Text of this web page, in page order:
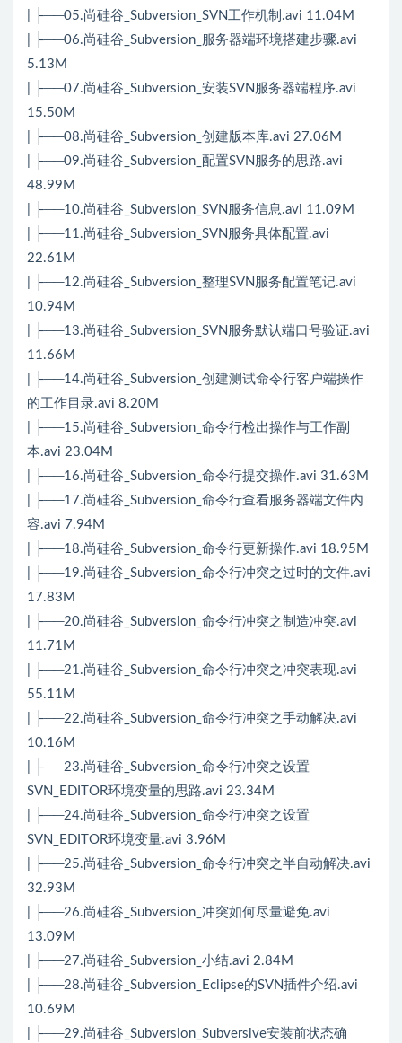
| ├──05.尚硅谷_Subversion_SVN工作机制.avi 11.04M
| ├──06.尚硅谷_Subversion_服务器端环境搭建步骤.avi
5.13M
| ├──07.尚硅谷_Subversion_安装SVN服务器端程序.avi
15.50M
| ├──08.尚硅谷_Subversion_创建版本库.avi 27.06M
| ├──09.尚硅谷_Subversion_配置SVN服务的思路.avi
48.99M
| ├──10.尚硅谷_Subversion_SVN服务信息.avi 11.09M
| ├──11.尚硅谷_Subversion_SVN服务具体配置.avi
22.61M
| ├──12.尚硅谷_Subversion_整理SVN服务配置笔记.avi
10.94M
| ├──13.尚硅谷_Subversion_SVN服务默认端口号验证.avi
11.66M
| ├──14.尚硅谷_Subversion_创建测试命令行客户端操作
的工作目录.avi 8.20M
| ├──15.尚硅谷_Subversion_命令行检出操作与工作副
本.avi 23.04M
| ├──16.尚硅谷_Subversion_命令行提交操作.avi 31.63M
| ├──17.尚硅谷_Subversion_命令行查看服务器端文件内
容.avi 7.94M
| ├──18.尚硅谷_Subversion_命令行更新操作.avi 18.95M
| ├──19.尚硅谷_Subversion_命令行冲突之过时的文件.avi
17.83M
| ├──20.尚硅谷_Subversion_命令行冲突之制造冲突.avi
11.71M
| ├──21.尚硅谷_Subversion_命令行冲突之冲突表现.avi
55.11M
| ├──22.尚硅谷_Subversion_命令行冲突之手动解决.avi
10.16M
| ├──23.尚硅谷_Subversion_命令行冲突之设置
SVN_EDITOR环境变量的思路.avi 23.34M
| ├──24.尚硅谷_Subversion_命令行冲突之设置
SVN_EDITOR环境变量.avi 3.96M
| ├──25.尚硅谷_Subversion_命令行冲突之半自动解决.avi
32.93M
| ├──26.尚硅谷_Subversion_冲突如何尽量避免.avi
13.09M
| ├──27.尚硅谷_Subversion_小结.avi 2.84M
| ├──28.尚硅谷_Subversion_Eclipse的SVN插件介绍.avi
10.69M
| ├──29.尚硅谷_Subversion_Subversive安装前状态确